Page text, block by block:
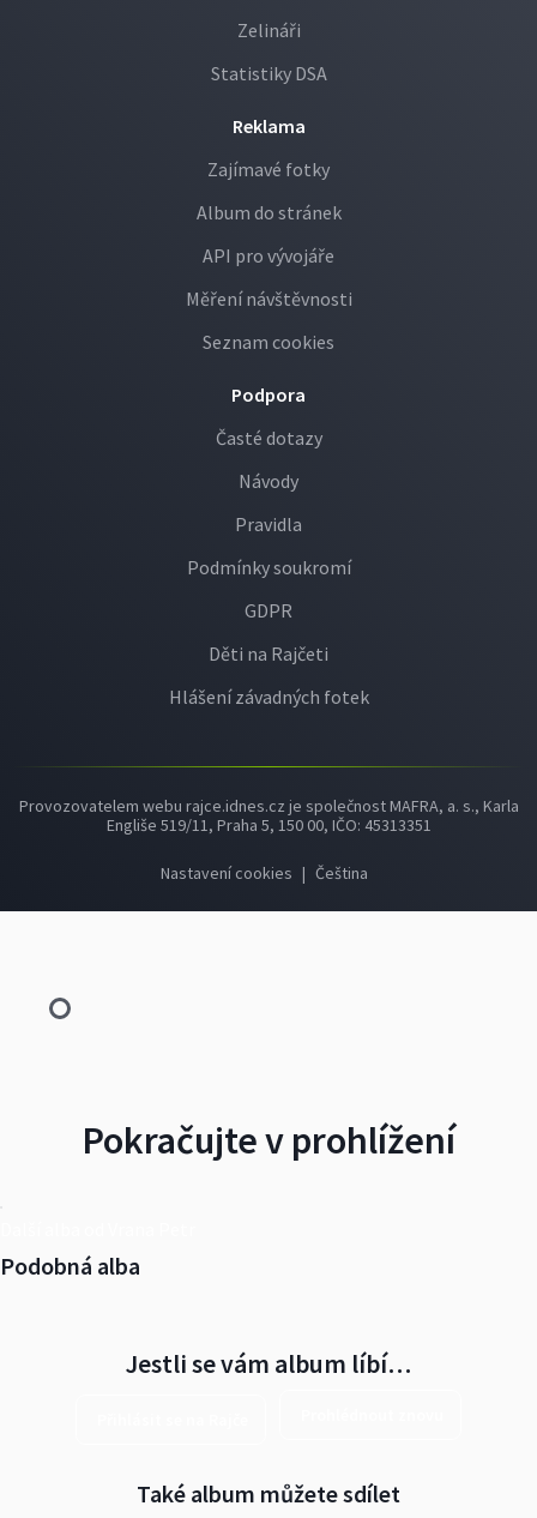
Zelináři
Statistiky DSA
Reklama
Zajímavé fotky
Album do stránek
API pro vývojáře
Měření návštěvnosti
Seznam cookies
Podpora
Časté dotazy
Návody
Pravidla
Podmínky soukromí
GDPR
Děti na Rajčeti
Hlášení závadných fotek
Provozovatelem webu rajce.idnes.cz je společnost MAFRA, a. s., Karla
Engliše 519/11, Praha 5, 150 00, IČO: 45313351
Nastavení cookies | Čeština
Pokračujte v prohlížení
Podobná alba
Jestli se vám album líbí…
Také album můžete sdílet